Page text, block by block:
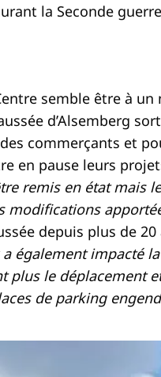
la Seconde
semble être à
d’Alsemberg
commerçants et
en pause leurs
remis en état mais
modifications
depuis plus de 20
également impacté
plus le déplacement
de parking